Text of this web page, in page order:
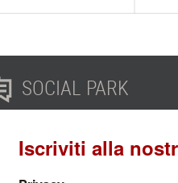
SOCIAL PARK